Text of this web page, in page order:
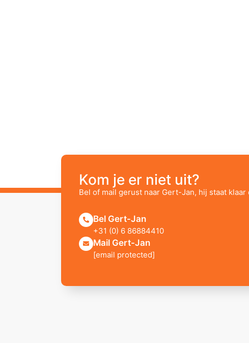
Kom je er niet uit?
Bel of mail gerust naar Gert-Jan, hij staat klaar
Bel Gert-Jan
+31 (0) 6 86884410
Mail Gert-Jan
[email protected]